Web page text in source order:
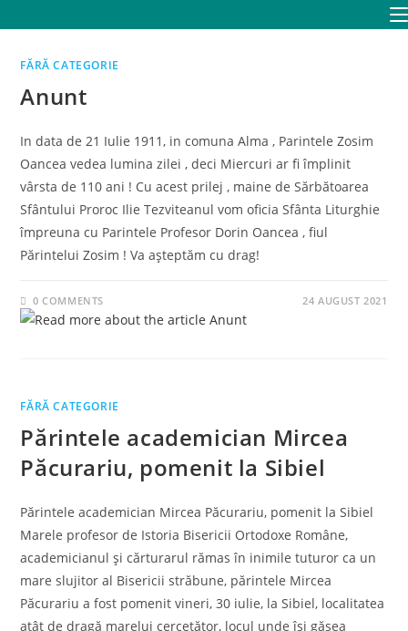
to
content
FĂRĂ CATEGORIE
Anunt
In data de 21 Iulie 1911, in comuna Alma , Parintele Zosim
Oancea vedea lumina zilei , deci Miercuri ar fi împlinit
vârsta de 110 ani ! Cu acest prilej , maine de Sărbătoarea
Sfântului Proroc Ilie Tezviteanul vom oficia Sfânta Liturghie
împreuna cu Parintele Profesor Dorin Oancea , fiul
Părintelui Zosim ! Va așteptăm cu drag!
0 COMMENTS 24 AUGUST 2021
FĂRĂ CATEGORIE
Părintele academician Mircea
Păcurariu, pomenit la Sibiel
Părintele academician Mircea Păcurariu, pomenit la Sibiel
Marele profesor de Istoria Bisericii Ortodoxe Române,
academicianul şi cărturarul rămas în inimile tuturor ca un
mare slujitor al Bisericii străbune, părintele Mircea
Păcurariu a fost pomenit vineri, 30 iulie, la Sibiel, localitatea
atât de dragă marelui cercetător, locul unde îşi găsea